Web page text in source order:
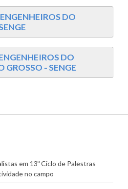
DO
DO
GROSSO - SENGE
em 13º Ciclo de Palestras
no campo